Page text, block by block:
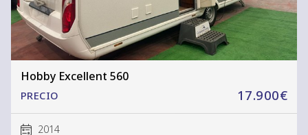
Hobby Excellent 560
17.900€
PRECIO
2014